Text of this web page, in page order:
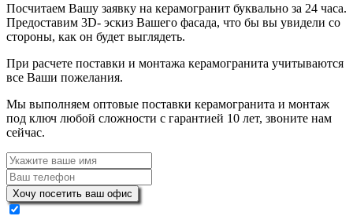
Посчитаем Вашу заявку на керамогранит буквально за 24 часа.
Предоставим 3D- эскиз Вашего фасада, что бы вы увидели со
стороны, как он будет выглядеть.
При расчете поставки и монтажа керамогранита учитываются
все Ваши пожелания.
Мы выполняем оптовые поставки керамогранита и монтаж
под ключ любой сложности с гарантией 10 лет, звоните нам
сейчас.
Хочу посетить ваш офис